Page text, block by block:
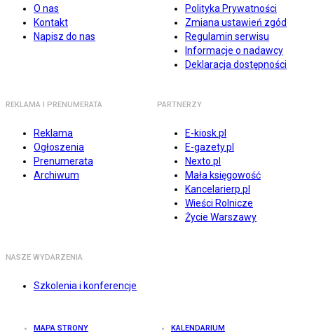
O nas
Kontakt
Napisz do nas
Polityka Prywatności
Zmiana ustawień zgód
Regulamin serwisu
Informacje o nadawcy
Deklaracja dostępności
REKLAMA I PRENUMERATA
Reklama
Ogłoszenia
Prenumerata
Archiwum
PARTNERZY
E-kiosk.pl
E-gazety.pl
Nexto.pl
Mała księgowość
Kancelarierp.pl
Wieści Rolnicze
Życie Warszawy
NASZE WYDARZENIA
Szkolenia i konferencje
MAPA STRONY KALENDARIUM